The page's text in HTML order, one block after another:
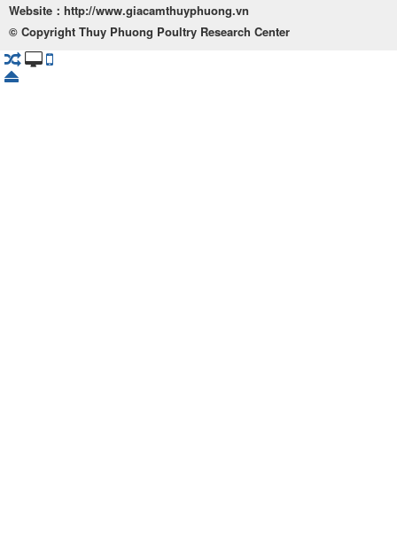
Website：http://www.giacamthuyphuong.vn
© Copyright Thuy Phuong Poultry Research Center